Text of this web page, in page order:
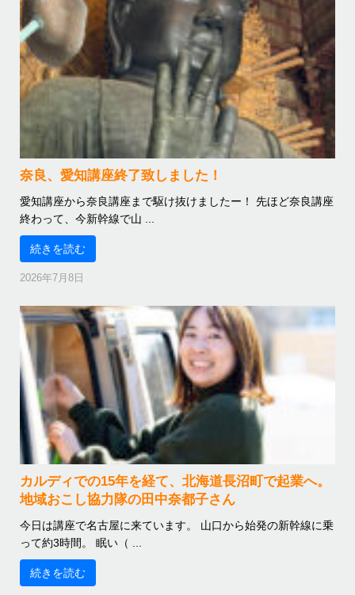
奈良、愛知講座終了致しました！
愛知講座から奈良講座まで駆け抜けましたー！ 先ほど奈良講座
終わって、今新幹線で山 ...
続きを読む
2026年7月8日
カルディでの15年を経て、北海道長沼町で起業へ。
地域おこし協力隊の田中奈都子さん
今日は講座で名古屋に来ています。 山口から始発の新幹線に乗
って約3時間。 眠い（ ...
続きを読む